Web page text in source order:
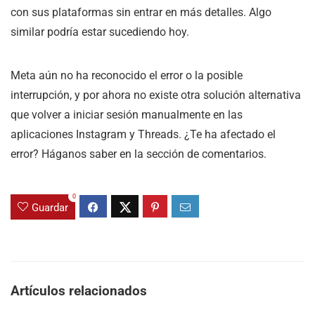
con sus plataformas sin entrar en más detalles. Algo
similar podría estar sucediendo hoy.
Meta aún no ha reconocido el error o la posible
interrupción, y por ahora no existe otra solución alternativa
que volver a iniciar sesión manualmente en las
aplicaciones Instagram y Threads. ¿Te ha afectado el
error? Háganos saber en la sección de comentarios.
Guardar
0
Artículos relacionados